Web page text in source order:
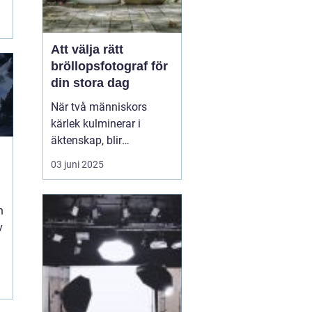
Att välja rätt
bröllopsfotograf för
din stora dag
När två människors
kärlek kulminerar i
äktenskap, blir
bröllopsdagen en av de
mest minnesvärda och
deras liv. Varje par
önskar att bevara dessa
ögonblick för att åte...
03 juni 2025